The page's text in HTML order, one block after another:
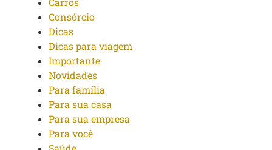
Consórcio
Dicas
Dicas para viagem
Importante
Novidades
Para família
Para sua casa
Para sua empresa
Para você